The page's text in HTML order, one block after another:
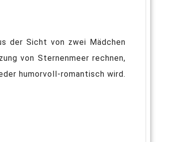
der Sicht von zwei Mädchen
von Sternenmeer rechnen,
humorvoll-romantisch wird.